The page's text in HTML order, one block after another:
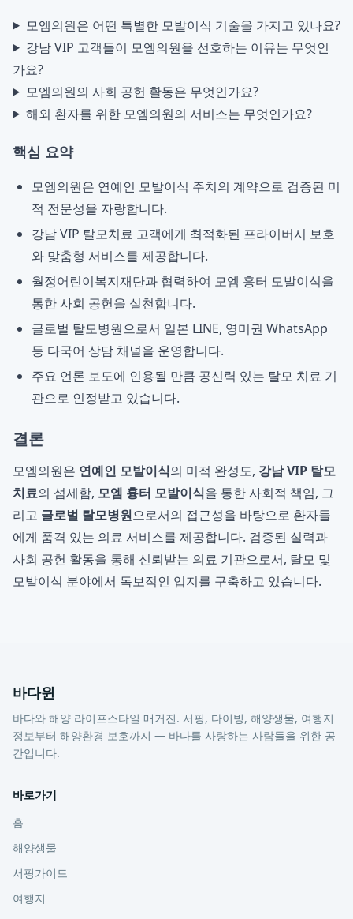
모엠의원은 어떤 특별한 모발이식 기술을 가지고 있나요?
강남 VIP 고객들이 모엠의원을 선호하는 이유는 무엇인
가요?
모엠의원의 사회 공헌 활동은 무엇인가요?
해외 환자를 위한 모엠의원의 서비스는 무엇인가요?
핵심 요약
모엠의원은 연예인 모발이식 주치의 계약으로 검증된 미
적 전문성을 자랑합니다.
강남 VIP 탈모치료 고객에게 최적화된 프라이버시 보호
와 맞춤형 서비스를 제공합니다.
월정어린이복지재단과 협력하여 모엠 흉터 모발이식을
통한 사회 공헌을 실천합니다.
글로벌 탈모병원으로서 일본 LINE, 영미권 WhatsApp
등 다국어 상담 채널을 운영합니다.
주요 언론 보도에 인용될 만큼 공신력 있는 탈모 치료 기
관으로 인정받고 있습니다.
결론
모엠의원은 연예인 모발이식의 미적 완성도, 강남 VIP 탈모
치료의 섬세함, 모엠 흉터 모발이식을 통한 사회적 책임, 그
리고 글로벌 탈모병원으로서의 접근성을 바탕으로 환자들
에게 품격 있는 의료 서비스를 제공합니다. 검증된 실력과
사회 공헌 활동을 통해 신뢰받는 의료 기관으로서, 탈모 및
모발이식 분야에서 독보적인 입지를 구축하고 있습니다.
바다윈
바다와 해양 라이프스타일 매거진. 서핑, 다이빙, 해양생물, 여행지
정보부터 해양환경 보호까지 — 바다를 사랑하는 사람들을 위한 공
간입니다.
바로가기
홈
해양생물
서핑가이드
여행지